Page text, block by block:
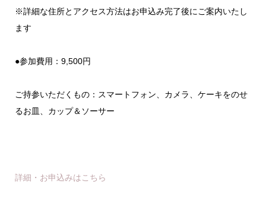
※詳細な住所とアクセス方法はお申込み完了後にご案内いたし
ます
●参加費用：9,500円
ご持参いただくもの：スマートフォン、カメラ、ケーキをのせ
るお皿、カップ＆ソーサー
詳細・お申込みはこちら